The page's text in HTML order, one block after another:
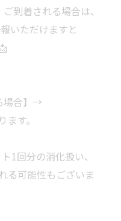
到着される場合は、
いただけますと
場合】→
す。
1回分の消化扱い、
る可能性もございま